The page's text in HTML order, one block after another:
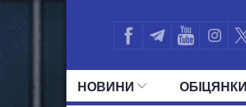
НОВИНИ ОБIЦЯНКИ